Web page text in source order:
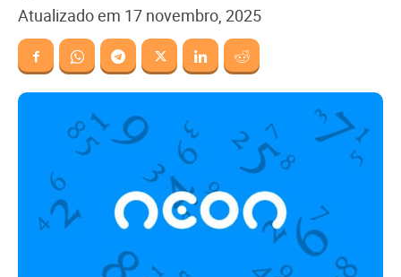
Atualizado em 17 novembro, 2025